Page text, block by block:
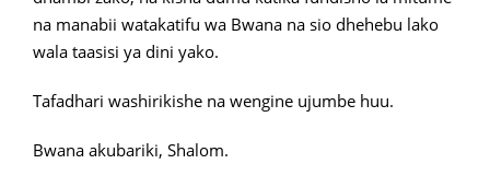
na manabii watakatifu wa Bwana na sio dhehebu lako
wala taasisi ya dini yako.
Tafadhari washirikishe na wengine ujumbe huu.
Bwana akubariki, Shalom.